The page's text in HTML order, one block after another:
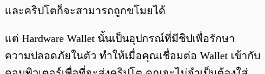
และคริปโตก็จะสามารถถูกขโมยได้
แต่ Hardware Wallet นั้นเป็นอุปกรณ์ที่มีชิปเพื่อรักษา
ความปลอดภัยในตัว ทำให้เมื่อคุณเชื่อมต่อ Wallet เข้ากับ